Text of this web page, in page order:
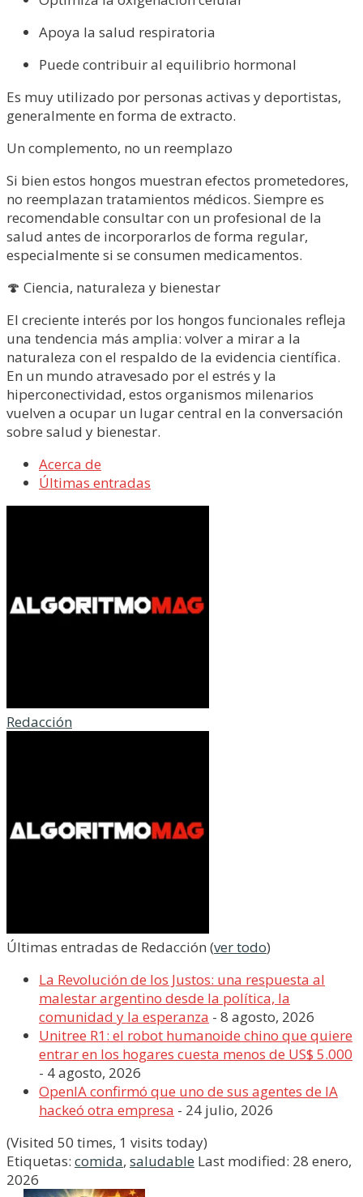
Apoya la salud respiratoria
Puede contribuir al equilibrio hormonal
Es muy utilizado por personas activas y deportistas,
generalmente en forma de extracto.
Un complemento, no un reemplazo
Si bien estos hongos muestran efectos prometedores,
no reemplazan tratamientos médicos. Siempre es
recomendable consultar con un profesional de la
salud antes de incorporarlos de forma regular,
especialmente si se consumen medicamentos.
🍄 Ciencia, naturaleza y bienestar
El creciente interés por los hongos funcionales refleja
una tendencia más amplia: volver a mirar a la
naturaleza con el respaldo de la evidencia científica.
En un mundo atravesado por el estrés y la
hiperconectividad, estos organismos milenarios
vuelven a ocupar un lugar central en la conversación
sobre salud y bienestar.
Acerca de
Últimas entradas
Redacción
Últimas entradas de Redacción (ver todo)
La Revolución de los Justos: una respuesta al
malestar argentino desde la política, la
comunidad y la esperanza - 8 agosto, 2026
Unitree R1: el robot humanoide chino que quiere
entrar en los hogares cuesta menos de US$ 5.000
- 4 agosto, 2026
OpenIA confirmó que uno de sus agentes de IA
hackeó otra empresa - 24 julio, 2026
(Visited 50 times, 1 visits today)
Etiquetas: comida, saludable Last modified: 28 enero,
2026